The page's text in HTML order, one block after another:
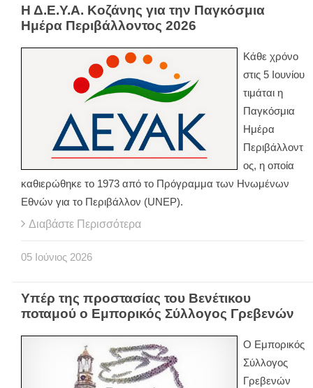
Η Δ.Ε.Υ.Α. Κοζάνης για την Παγκόσμια
Ημέρα Περιβάλλοντος 2026
Κάθε χρόνο
στις 5 Ιουνίου
τιμάται η
Παγκόσμια
Ημέρα
Περιβάλλοντ
ος, η οποία
καθιερώθηκε το 1973 από το Πρόγραμμα των Ηνωμένων
Εθνών για το Περιβάλλον (UNEP).
Διαβάστε Περισσότερα
05 Ιούνιος 2026
Υπέρ της προστασίας του Βενέτικου
ποταμού ο Εμπορικός Σύλλογος Γρεβενών
Ο Εμπορικός
Σύλλογος
Γρεβενών